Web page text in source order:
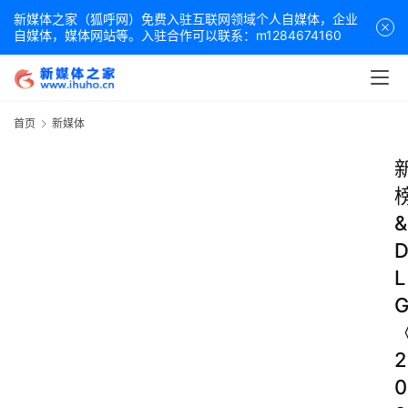
新媒体之家（狐呼网）免费入驻互联网领域个人自媒体，企业
自媒体，媒体网站等。入驻合作可以联系：m1284674160
首页 新媒体
&
D
L
G
2
0